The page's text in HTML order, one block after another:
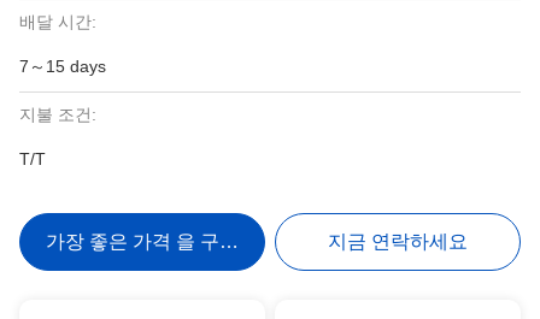
배달 시간:
7～15 days
지불 조건:
T/T
가장 좋은 가격 을 구하라 지금 연락하세요